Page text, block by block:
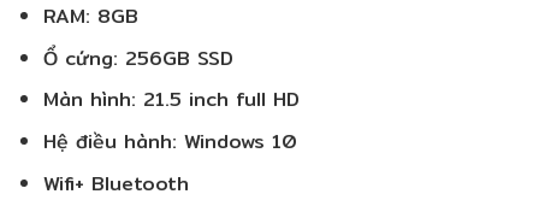
RAM: 8GB
Ổ cứng: 256GB SSD
Màn hình: 21.5 inch full HD
Hệ điều hành: Windows 10
Wifi+ Bluetooth